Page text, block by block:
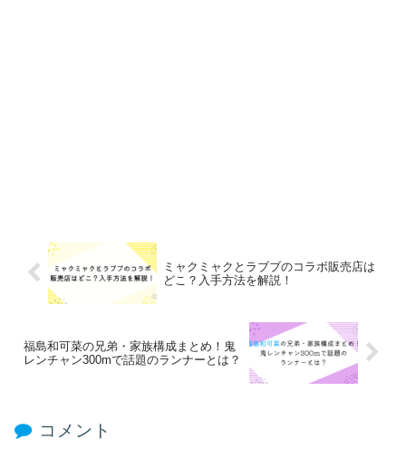
ミャクミャクとラブブのコラボ販売店は
どこ？入手方法を解説！
福島和可菜の兄弟・家族構成まとめ！鬼
レンチャン300mで話題のランナーとは？
コメント